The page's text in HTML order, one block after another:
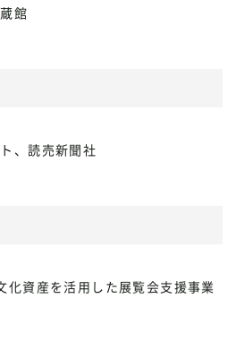
館
、読売新聞社
化資産を活用した展覧会支援事業